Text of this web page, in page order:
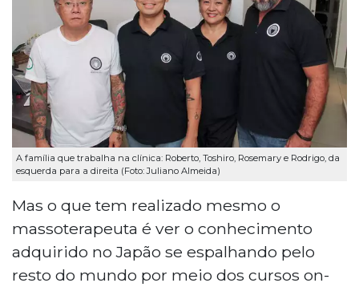
A família que trabalha na clínica: Roberto, Toshiro, Rosemary e Rodrigo, da
esquerda para a direita (Foto: Juliano Almeida)
Mas o que tem realizado mesmo o
massoterapeuta é ver o conhecimento
adquirido no Japão se espalhando pelo
resto do mundo por meio dos cursos on-